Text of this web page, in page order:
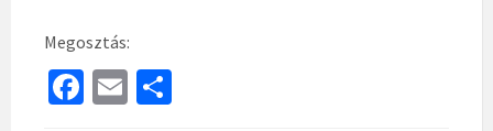
Megosztás:
Fa E